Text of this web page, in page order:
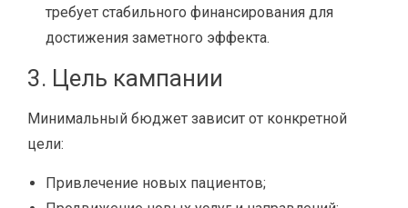
требует стабильного финансирования для
достижения заметного эффекта.
3. Цель кампании
Минимальный бюджет зависит от конкретной
цели:
Привлечение новых пациентов;